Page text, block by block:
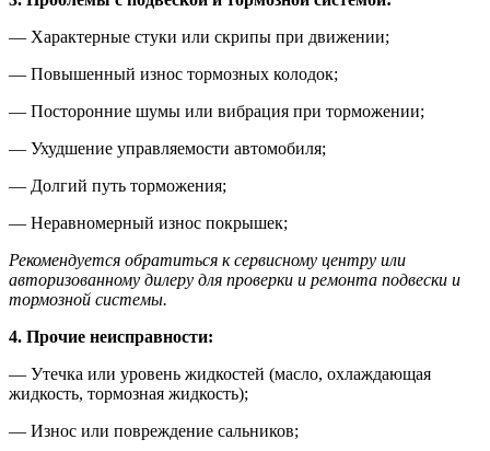
— Характерные стуки или скрипы при движении;
— Повышенный износ тормозных колодок;
— Посторонние шумы или вибрация при торможении;
— Ухудшение управляемости автомобиля;
— Долгий путь торможения;
— Неравномерный износ покрышек;
Рекомендуется обратиться к сервисному центру или
авторизованному дилеру для проверки и ремонта подвески и
тормозной системы.
4. Прочие неисправности:
— Утечка или уровень жидкостей (масло, охлаждающая
жидкость, тормозная жидкость);
— Износ или повреждение сальников;